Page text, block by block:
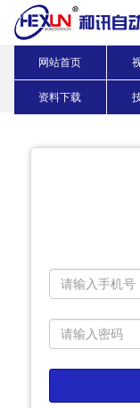
网站首页
资料下载